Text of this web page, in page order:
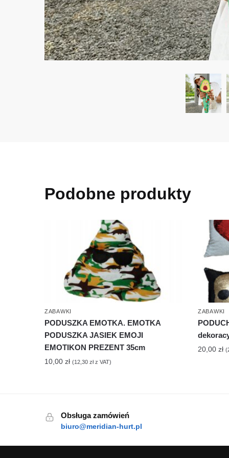
Podobne produkty
ZABAWKI
PODUSZKA EMOTKA. EMOTKA
PODUSZKA JASIEK EMOJI
EMOTIKON PREZENT 35cm
10,00zł (12,30złz VAT)
ZABAWKI
20,00 zł (
Obsługa zamówień
biuro@meridian-hurt.pl